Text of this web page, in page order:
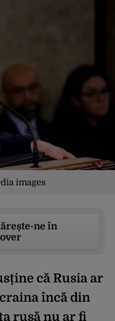
images
ne în
că Rusia ar
încă din
rusă nu ar fi